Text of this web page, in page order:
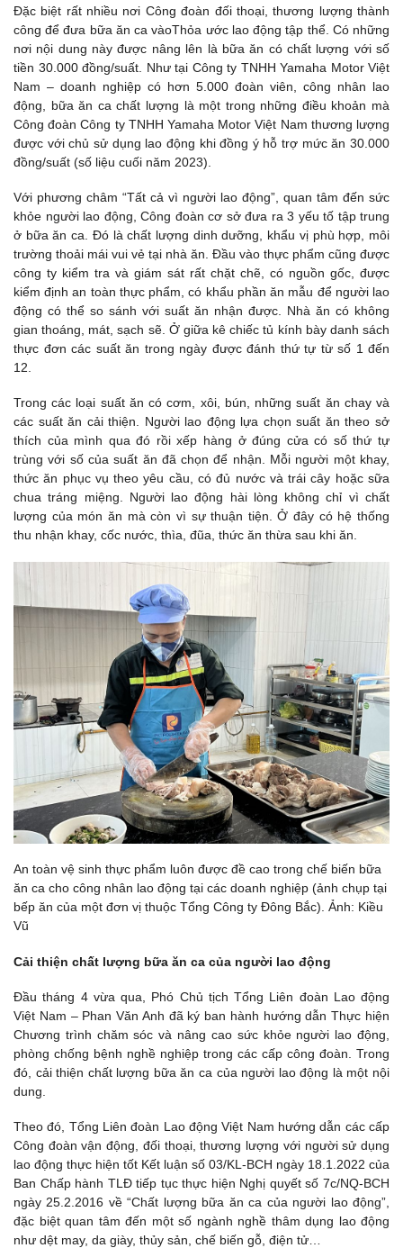
Đặc biệt rất nhiều nơi Công đoàn đối thoại, thương lượng thành
công để đưa bữa ăn ca vàoThỏa ước lao động tập thể. Có những
nơi nội dung này được nâng lên là bữa ăn có chất lượng với số
tiền 30.000 đồng/suất. Như tại Công ty TNHH Yamaha Motor Việt
Nam – doanh nghiệp có hơn 5.000 đoàn viên, công nhân lao
động, bữa ăn ca chất lượng là một trong những điều khoản mà
Công đoàn Công ty TNHH Yamaha Motor Việt Nam thương lượng
được với chủ sử dụng lao động khi đồng ý hỗ trợ mức ăn 30.000
đồng/suất (số liệu cuối năm 2023).
Với phương châm “Tất cả vì người lao động”, quan tâm đến sức
khỏe người lao động, Công đoàn cơ sở đưa ra 3 yếu tố tập trung
ở bữa ăn ca. Đó là chất lượng dinh dưỡng, khẩu vị phù hợp, môi
trường thoải mái vui vẻ tại nhà ăn. Đầu vào thực phẩm cũng được
công ty kiểm tra và giám sát rất chặt chẽ, có nguồn gốc, được
kiểm định an toàn thực phẩm, có khẩu phần ăn mẫu để người lao
động có thể so sánh với suất ăn nhận được. Nhà ăn có không
gian thoáng, mát, sạch sẽ. Ở giữa kê chiếc tủ kính bày danh sách
thực đơn các suất ăn trong ngày được đánh thứ tự từ số 1 đến
12.
Trong các loại suất ăn có cơm, xôi, bún, những suất ăn chay và
các suất ăn cải thiện. Người lao động lựa chọn suất ăn theo sở
thích của mình qua đó rồi xếp hàng ở đúng cửa có số thứ tự
trùng với số của suất ăn đã chọn để nhận. Mỗi người một khay,
thức ăn phục vụ theo yêu cầu, có đủ nước và trái cây hoặc sữa
chua tráng miệng. Người lao động hài lòng không chỉ vì chất
lượng của món ăn mà còn vì sự thuận tiện. Ở đây có hệ thống
thu nhận khay, cốc nước, thìa, đũa, thức ăn thừa sau khi ăn.
An toàn vệ sinh thực phẩm luôn được đề cao trong chế biến bữa
ăn ca cho công nhân lao động tại các doanh nghiệp (ảnh chụp tại
bếp ăn của một đơn vị thuộc Tổng Công ty Đông Bắc). Ảnh: Kiều
Vũ
Cải thiện chất lượng bữa ăn ca của người lao động
Đầu tháng 4 vừa qua, Phó Chủ tịch Tổng Liên đoàn Lao động
Việt Nam – Phan Văn Anh đã ký ban hành hướng dẫn Thực hiện
Chương trình chăm sóc và nâng cao sức khỏe người lao động,
phòng chống bệnh nghề nghiệp trong các cấp công đoàn. Trong
đó, cải thiện chất lượng bữa ăn ca của người lao động là một nội
dung.
Theo đó, Tổng Liên đoàn Lao động Việt Nam hướng dẫn các cấp
Công đoàn vận động, đối thoại, thương lượng với người sử dụng
lao động thực hiện tốt Kết luận số 03/KL-BCH ngày 18.1.2022 của
Ban Chấp hành TLĐ tiếp tục thực hiện Nghị quyết số 7c/NQ-BCH
ngày 25.2.2016 về “Chất lượng bữa ăn ca của người lao động”,
đặc biệt quan tâm đến một số ngành nghề thâm dụng lao động
như dệt may, da giày, thủy sản, chế biến gỗ, điện tử…